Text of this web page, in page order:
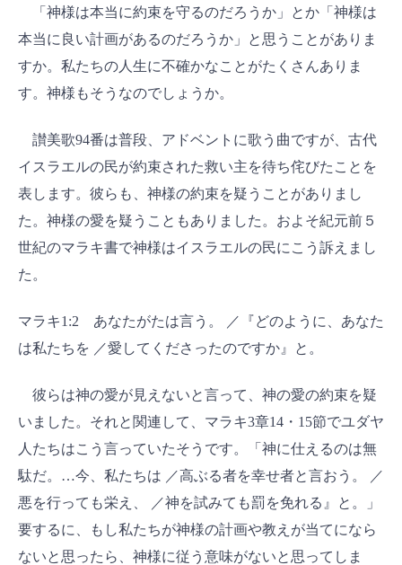
「神様は本当に約束を守るのだろうか」とか「神様は
本当に良い計画があるのだろうか」と思うことがありま
すか。私たちの人生に不確かなことがたくさんありま
す。神様もそうなのでしょうか。
讃美歌94番は普段、アドベントに歌う曲ですが、古代
イスラエルの民が約束された救い主を待ち侘びたことを
表します。彼らも、神様の約束を疑うことがありまし
た。神様の愛を疑うこともありました。およそ紀元前５
世紀のマラキ書で神様はイスラエルの民にこう訴えまし
た。
マラキ1:2 あなたがたは言う。 ／『どのように、あなた
は私たちを ／愛してくださったのですか』と。
彼らは神の愛が見えないと言って、神の愛の約束を疑
いました。それと関連して、マラキ3章14・15節でユダヤ
人たちはこう言っていたそうです。「神に仕えるのは無
駄だ。…今、私たちは ／高ぶる者を幸せ者と言おう。 ／
悪を行っても栄え、 ／神を試みても罰を免れる』と。」
要するに、もし私たちが神様の計画や教えが当てになら
ないと思ったら、神様に従う意味がないと思ってしま